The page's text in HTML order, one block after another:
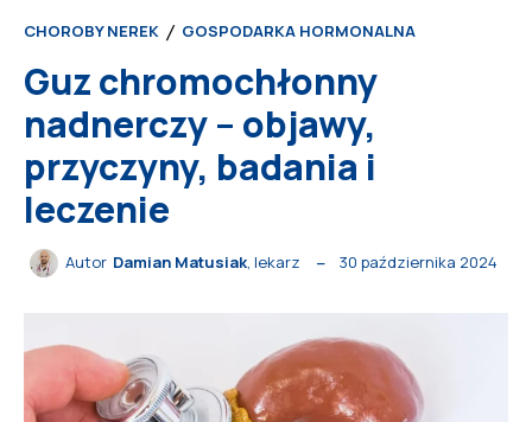
CHOROBY NEREK GOSPODARKA HORMONALNA
Guz chromochłonny
nadnerczy – objawy,
przyczyny, badania i
leczenie
Autor Damian Matusiak, lekarz 30 października 2024